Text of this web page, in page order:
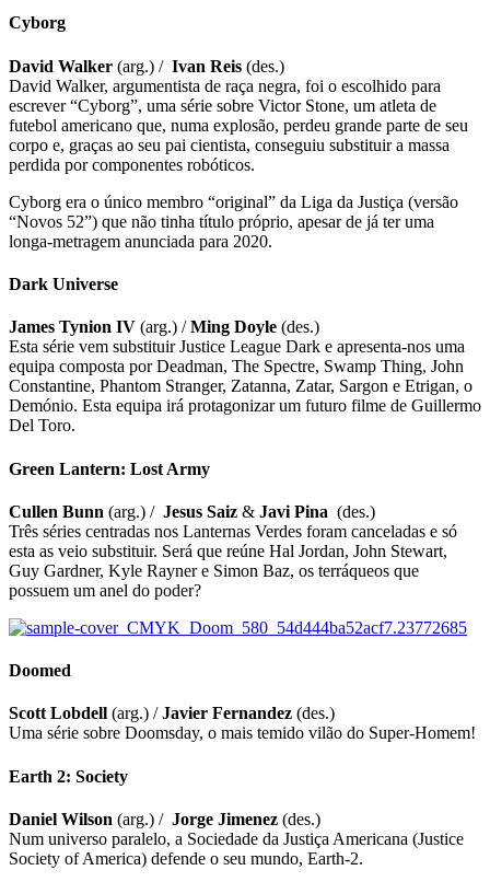
Cyborg
David Walker (arg.) / Ivan Reis (des.)
David Walker, argumentista de raça negra, foi o escolhido para
escrever “Cyborg”, uma série sobre Victor Stone, um atleta de
futebol americano que, numa explosão, perdeu grande parte de seu
corpo e, graças ao seu pai cientista, conseguiu substituir a massa
perdida por componentes robóticos.
Cyborg era o único membro “original” da Liga da Justiça (versão
“Novos 52”) que não tinha título próprio, apesar de já ter uma
longa-metragem anunciada para 2020.
Dark Universe
James Tynion IV (arg.) /Ming Doyle (des.)
Esta série vem substituir Justice League Dark e apresenta-nos uma
equipa composta por Deadman, The Spectre, Swamp Thing, John
Constantine, Phantom Stranger, Zatanna, Zatar, Sargon e Etrigan, o
Demónio. Esta equipa irá protagonizar um futuro filme de Guillermo
Del Toro.
Green Lantern: Lost Army
Cullen Bunn (arg.) / Jesus Saiz & Javi Pina (des.)
Três séries centradas nos Lanternas Verdes foram canceladas e só
esta as veio substituir. Será que reúne Hal Jordan, John Stewart,
Guy Gardner, Kyle Rayner e Simon Baz, os terráqueos que
possuem um anel do poder?
Doomed
Scott Lobdell (arg.) /Javier Fernandez (des.)
Uma série sobre Doomsday, o mais temido vilão do Super-Homem!
Earth 2: Society
Daniel Wilson (arg.) / Jorge Jimenez (des.)
Num universo paralelo, a Sociedade da Justiça Americana (Justice
Society of America) defende o seu mundo, Earth-2.